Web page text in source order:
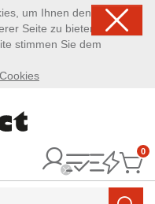
um Ihnen den
Seite zu bieten.
stimmen Sie dem
0